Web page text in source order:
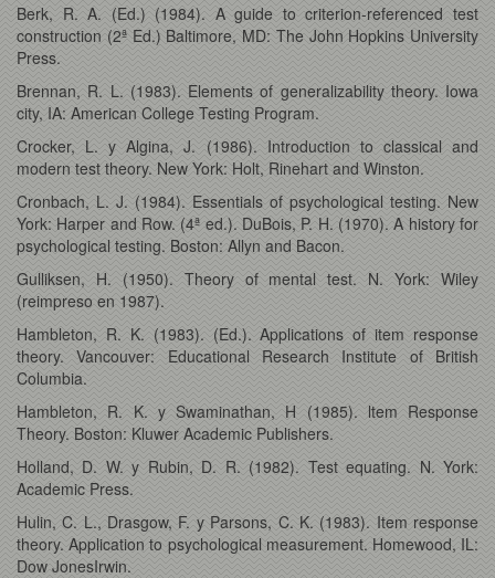
Berk, R. A. (Ed.) (1984). A guide to criterion-referenced test
construction (2ª Ed.) Baltimore, MD: The John Hopkins University
Press.
Brennan, R. L. (1983). Elements of generalizability theory. Iowa
city, IA: American College Testing Program.
Crocker, L. y Algina, J. (1986). Introduction to classical and
modern test theory. New York: Holt, Rinehart and Winston.
Cronbach, L. J. (1984). Essentials of psychological testing. New
York: Harper and Row. (4ª ed.). DuBois, P. H. (1970). A history for
psychological testing. Boston: Allyn and Bacon.
Gulliksen, H. (1950). Theory of mental test. N. York: Wiley
(reimpreso en 1987).
Hambleton, R. K. (1983). (Ed.). Applications of item response
theory. Vancouver: Educational Research Institute of British
Columbia.
Hambleton, R. K. y Swaminathan, H (1985). ltem Response
Theory. Boston: Kluwer Academic Publishers.
Holland, D. W. y Rubin, D. R. (1982). Test equating. N. York:
Academic Press.
Hulin, C. L., Drasgow, F. y Parsons, C. K. (1983). Item response
theory. Application to psychological measurement. Homewood, IL:
Dow JonesIrwin.